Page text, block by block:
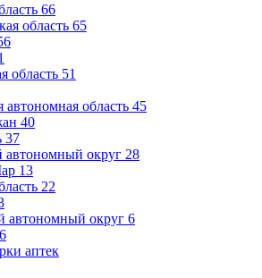
66
область 65
область 51
автономная область 45
40
37
автономный округ 28
13
22
автономный округ 6
6
аптек